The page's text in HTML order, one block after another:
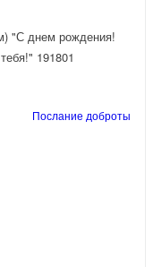
"С днем рождения!
191801
Послание доброты